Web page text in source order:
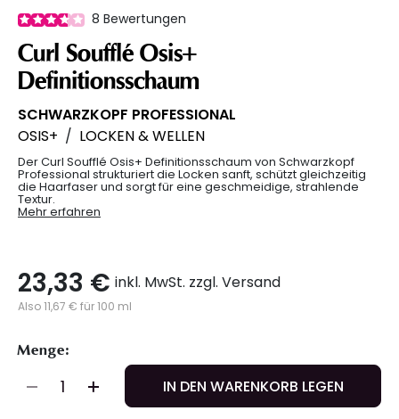
8 Bewertungen
Curl Soufflé Osis+
Definitionsschaum
SCHWARZKOPF PROFESSIONAL
OSIS+ / LOCKEN & WELLEN
Der Curl Soufflé Osis+ Definitionsschaum von Schwarzkopf
Professional strukturiert die Locken sanft, schützt gleichzeitig
die Haarfaser und sorgt für eine geschmeidige, strahlende
Textur.
Mehr erfahren
23,33 € inkl. MwSt. zzgl. Versand
Also 11,67 € für 100 ml
Menge:
IN DEN WARENKORB LEGEN